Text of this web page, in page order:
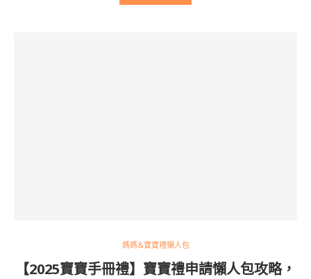
媽媽&寶寶禮懶人包
【2025寶寶手冊禮】寶寶禮申請懶人包攻略，